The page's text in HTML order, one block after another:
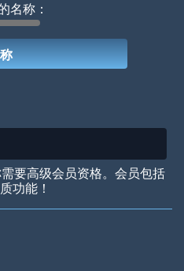
Cats
名称：
要高级会员资格。会员包括
功能！